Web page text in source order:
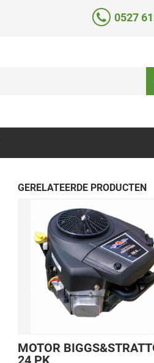
0527
GERELATEERDE PRODUCTEN
MOTOR
24 PK